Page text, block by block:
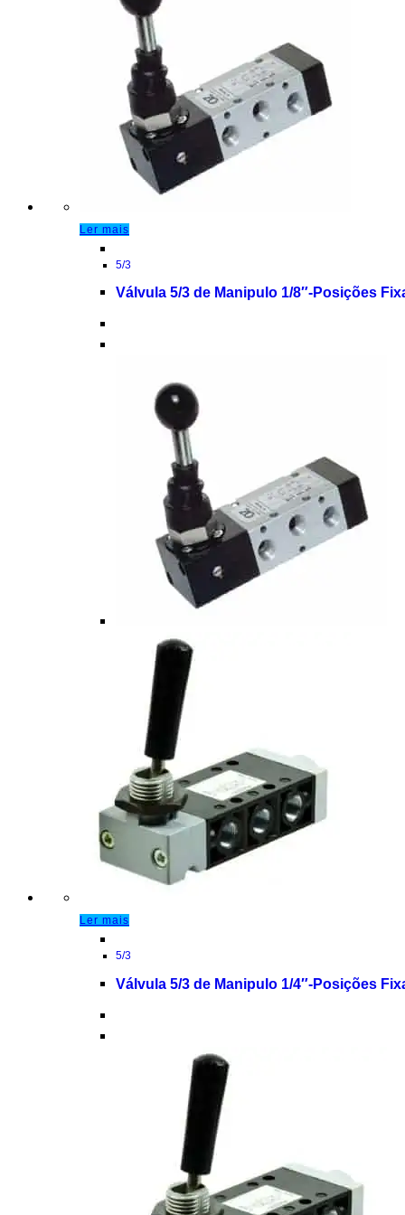
Ler mais
5/3
Válvula 5/3 de Manipulo 1/8″-Posições
Ler mais
5/3
Válvula 5/3 de Manipulo 1/4″-Posições